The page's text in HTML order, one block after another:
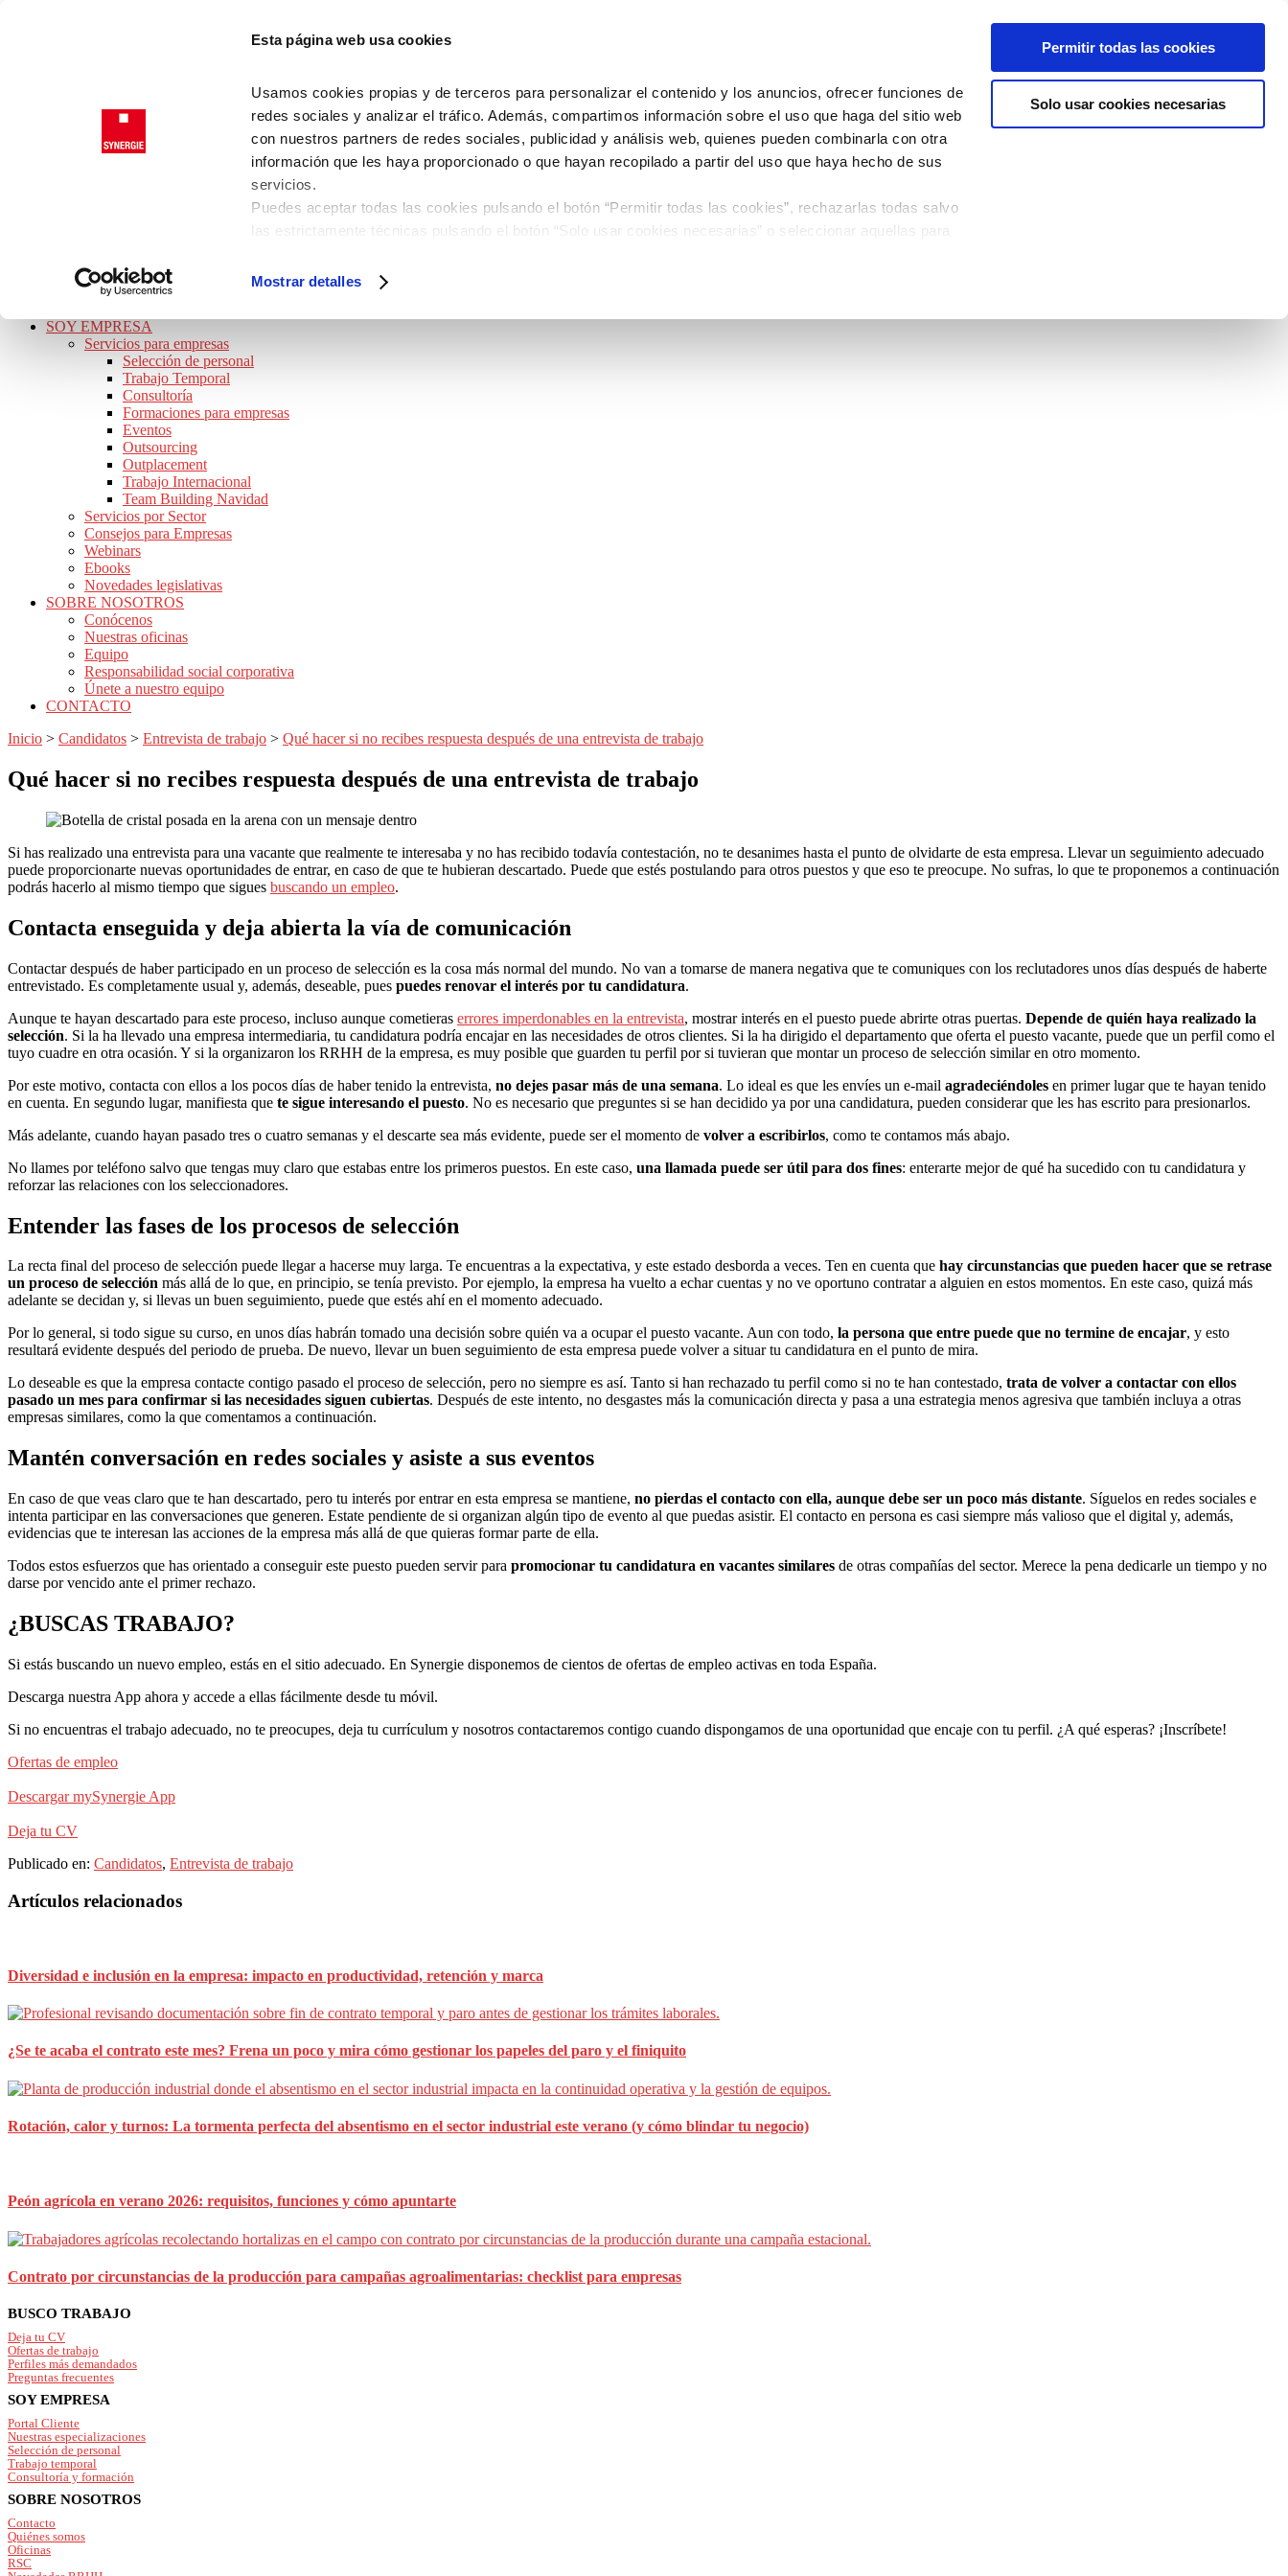
Esta página web usa cookies
Usamos cookies propias y de terceros para personalizar el contenido y los anuncios, ofrecer funciones de
redes sociales y analizar el tráfico. Además, compartimos información sobre el uso que haga del sitio web
con nuestros partners de redes sociales, publicidad y análisis web, quienes pueden combinarla con otra
información que les haya proporcionado o que hayan recopilado a partir del uso que haya hecho de sus
servicios.
Puedes aceptar todas las cookies pulsando el botón “Permitir todas las cookies”, rechazarlas todas salvo
las estrictamente técnicas pulsando el botón “Solo usar cookies necesarias” o seleccionar aquellas para
Consulta nuestra
Política de Cookies
de la página.
Mostrar detalles
Permitir todas las cookies
Solo usar cookies necesarias
Trabajadores
JOB TOUR 2026 · ¡APÚNTATE!
Perfiles Profesionales
Consejos de trabajo
SOY EMPRESA
Servicios para empresas
Selección de personal
Trabajo Temporal
Consultoría
Formaciones para empresas
Eventos
Outsourcing
Outplacement
Trabajo Internacional
Team Building Navidad
Servicios por Sector
Consejos para Empresas
Webinars
Ebooks
Novedades legislativas
SOBRE NOSOTROS
Conócenos
Nuestras oficinas
Equipo
Responsabilidad social corporativa
Únete a nuestro equipo
CONTACTO
Inicio > Candidatos > Entrevista de trabajo > Qué hacer si no recibes respuesta después de una entrevista de trabajo
Qué hacer si no recibes respuesta después de una entrevista de trabajo
Si has realizado una entrevista para una vacante que realmente te interesaba y no has recibido todavía contestación, no te desanimes hasta el punto de olvidarte de esta empresa. Llevar un seguimiento adecuado
puede proporcionarte nuevas oportunidades de entrar, en caso de que te hubieran descartado. Puede que estés postulando para otros puestos y que eso te preocupe. No sufras, lo que te proponemos a continuación
podrás hacerlo al mismo tiempo que sigues buscando un empleo.
Contacta enseguida y deja abierta la vía de comunicación
Contactar después de haber participado en un proceso de selección es la cosa más normal del mundo. No van a tomarse de manera negativa que te comuniques con los reclutadores unos días después de haberte
entrevistado. Es completamente usual y, además, deseable, pues puedes renovar el interés por tu candidatura.
Aunque te hayan descartado para este proceso, incluso aunque cometieras errores imperdonables en la entrevista, mostrar interés en el puesto puede abrirte otras puertas. Depende de quién haya realizado la
selección. Si la ha llevado una empresa intermediaria, tu candidatura podría encajar en las necesidades de otros clientes. Si la ha dirigido el departamento que oferta el puesto vacante, puede que un perfil como el
tuyo cuadre en otra ocasión. Y si la organizaron los RRHH de la empresa, es muy posible que guarden tu perfil por si tuvieran que montar un proceso de selección similar en otro momento.
Por este motivo, contacta con ellos a los pocos días de haber tenido la entrevista, no dejes pasar más de una semana. Lo ideal es que les envíes un e-mail agradeciéndoles en primer lugar que te hayan tenido
en cuenta. En segundo lugar, manifiesta que te sigue interesando el puesto. No es necesario que preguntes si se han decidido ya por una candidatura, pueden considerar que les has escrito para presionarlos.
Más adelante, cuando hayan pasado tres o cuatro semanas y el descarte sea más evidente, puede ser el momento de volver a escribirlos, como te contamos más abajo.
No llames por teléfono salvo que tengas muy claro que estabas entre los primeros puestos. En este caso, una llamada puede ser útil para dos fines: enterarte mejor de qué ha sucedido con tu candidatura y
reforzar las relaciones con los seleccionadores.
Entender las fases de los procesos de selección
La recta final del proceso de selección puede llegar a hacerse muy larga. Te encuentras a la expectativa, y este estado desborda a veces. Ten en cuenta que hay circunstancias que pueden hacer que se retrase
un proceso de selección más allá de lo que, en principio, se tenía previsto. Por ejemplo, la empresa ha vuelto a echar cuentas y no ve oportuno contratar a alguien en estos momentos. En este caso, quizá más
adelante se decidan y, si llevas un buen seguimiento, puede que estés ahí en el momento adecuado.
Por lo general, si todo sigue su curso, en unos días habrán tomado una decisión sobre quién va a ocupar el puesto vacante. Aun con todo, la persona que entre puede que no termine de encajar, y esto
resultará evidente después del periodo de prueba. De nuevo, llevar un buen seguimiento de esta empresa puede volver a situar tu candidatura en el punto de mira.
Lo deseable es que la empresa contacte contigo pasado el proceso de selección, pero no siempre es así. Tanto si han rechazado tu perfil como si no te han contestado, trata de volver a contactar con ellos
pasado un mes para confirmar si las necesidades siguen cubiertas. Después de este intento, no desgastes más la comunicación directa y pasa a una estrategia menos agresiva que también incluya a otras
empresas similares, como la que comentamos a continuación.
Mantén conversación en redes sociales y asiste a sus eventos
En caso de que veas claro que te han descartado, pero tu interés por entrar en esta empresa se mantiene, no pierdas el contacto con ella, aunque debe ser un poco más distante. Síguelos en redes sociales e
intenta participar en las conversaciones que generen. Estate pendiente de si organizan algún tipo de evento al que puedas asistir. El contacto en persona es casi siempre más valioso que el digital y, además,
evidencias que te interesan las acciones de la empresa más allá de que quieras formar parte de ella.
Todos estos esfuerzos que has orientado a conseguir este puesto pueden servir para promocionar tu candidatura en vacantes similares de otras compañías del sector. Merece la pena dedicarle un tiempo y no
darse por vencido ante el primer rechazo.
¿BUSCAS TRABAJO?
Si estás buscando un nuevo empleo, estás en el sitio adecuado. En Synergie disponemos de cientos de ofertas de empleo activas en toda España.
Descarga nuestra App ahora y accede a ellas fácilmente desde tu móvil.
Si no encuentras el trabajo adecuado, no te preocupes, deja tu currículum y nosotros contactaremos contigo cuando dispongamos de una oportunidad que encaje con tu perfil. ¿A qué esperas? ¡Inscríbete!
Ofertas de empleo
Descargar mySynergie App
Deja tu CV
Publicado en: Candidatos, Entrevista de trabajo
Barra
Artículos relacionados
Diversidad e inclusión en la empresa: impacto en productividad, retención y marca
¿Se te acaba el contrato este mes? Frena un poco y mira cómo gestionar los papeles del paro y el finiquito
Rotación, calor y turnos: La tormenta perfecta del absentismo en el sector industrial este verano (y cómo blindar tu negocio)
Peón agrícola en verano 2026: requisitos, funciones y cómo apuntarte
Contrato por circunstancias de la producción para campañas agroalimentarias: checklist para empresas
Footer
BUSCO TRABAJO
Deja tu CV
Ofertas de trabajo
Perfiles más demandados
Preguntas frecuentes
SOY EMPRESA
Portal Cliente
Nuestras especializaciones
Selección de personal
Trabajo temporal
Consultoría y formación
SOBRE NOSOTROS
Contacto
Quiénes somos
Oficinas
RSC